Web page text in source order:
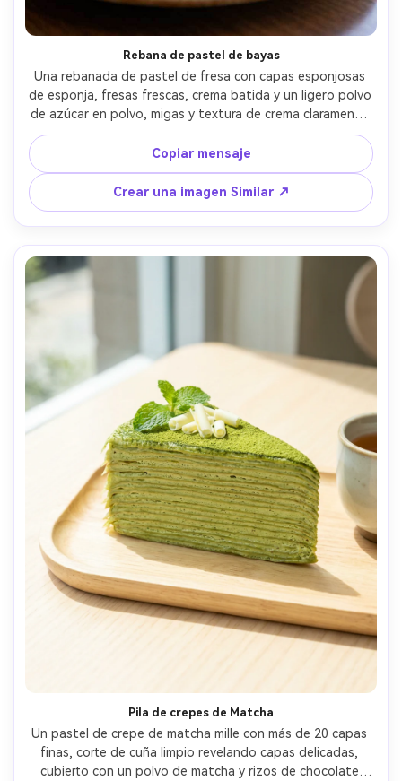
Rebana de pastel de bayas
Una rebanada de pastel de fresa con capas esponjosas
de esponja, fresas frescas, crema batida y un ligero polvo
de azúcar en polvo, migas y textura de crema claramente
visible, pequeño tenedor de postre al lado del plato, luz
brillante de la ventana del café, tomado en Fujifilm
GFX100, lente de 110 mm, f/2.8, detalle macro, bokeh
suave, fotografía de comida fotorealista-AR 4:5
Copiar mensaje
Crear una imagen Similar ↗
Pila de crepes de Matcha
Un pastel de crepe de matcha mille con más de 20 capas
finas, corte de cuña limpio revelando capas delicadas,
cubierto con un polvo de matcha y rizos de chocolate